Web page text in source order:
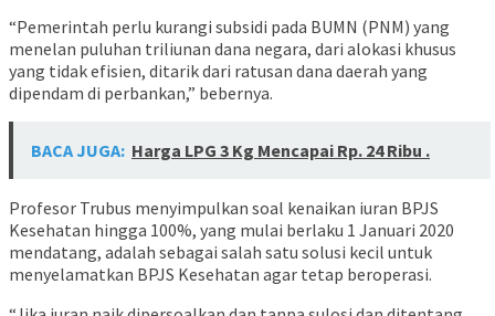
“Pemerintah perlu kurangi subsidi pada BUMN (PNM) yang
menelan puluhan triliunan dana negara, dari alokasi khusus
yang tidak efisien, ditarik dari ratusan dana daerah yang
dipendam di perbankan,” bebernya.
BACA JUGA: Harga LPG 3 Kg Mencapai Rp. 24 Ribu .
Profesor Trubus menyimpulkan soal kenaikan iuran BPJS
Kesehatan hingga 100%, yang mulai berlaku 1 Januari 2020
mendatang, adalah sebagai salah satu solusi kecil untuk
menyelamatkan BPJS Kesehatan agar tetap beroperasi.